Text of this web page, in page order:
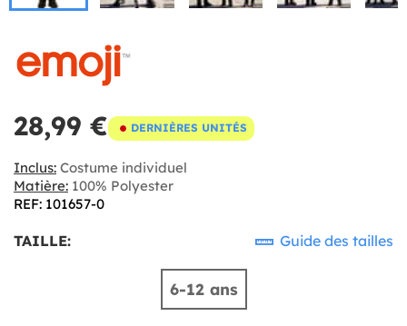
28,99 € DERNIÈRES UNITÉS
Inclus: Costume individuel
Matière: 100% Polyester
REF: 101657-0
TAILLE: Guide des tailles
6-12 ans